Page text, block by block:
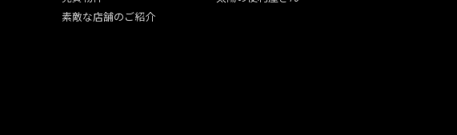
素敵な店舗のご紹介